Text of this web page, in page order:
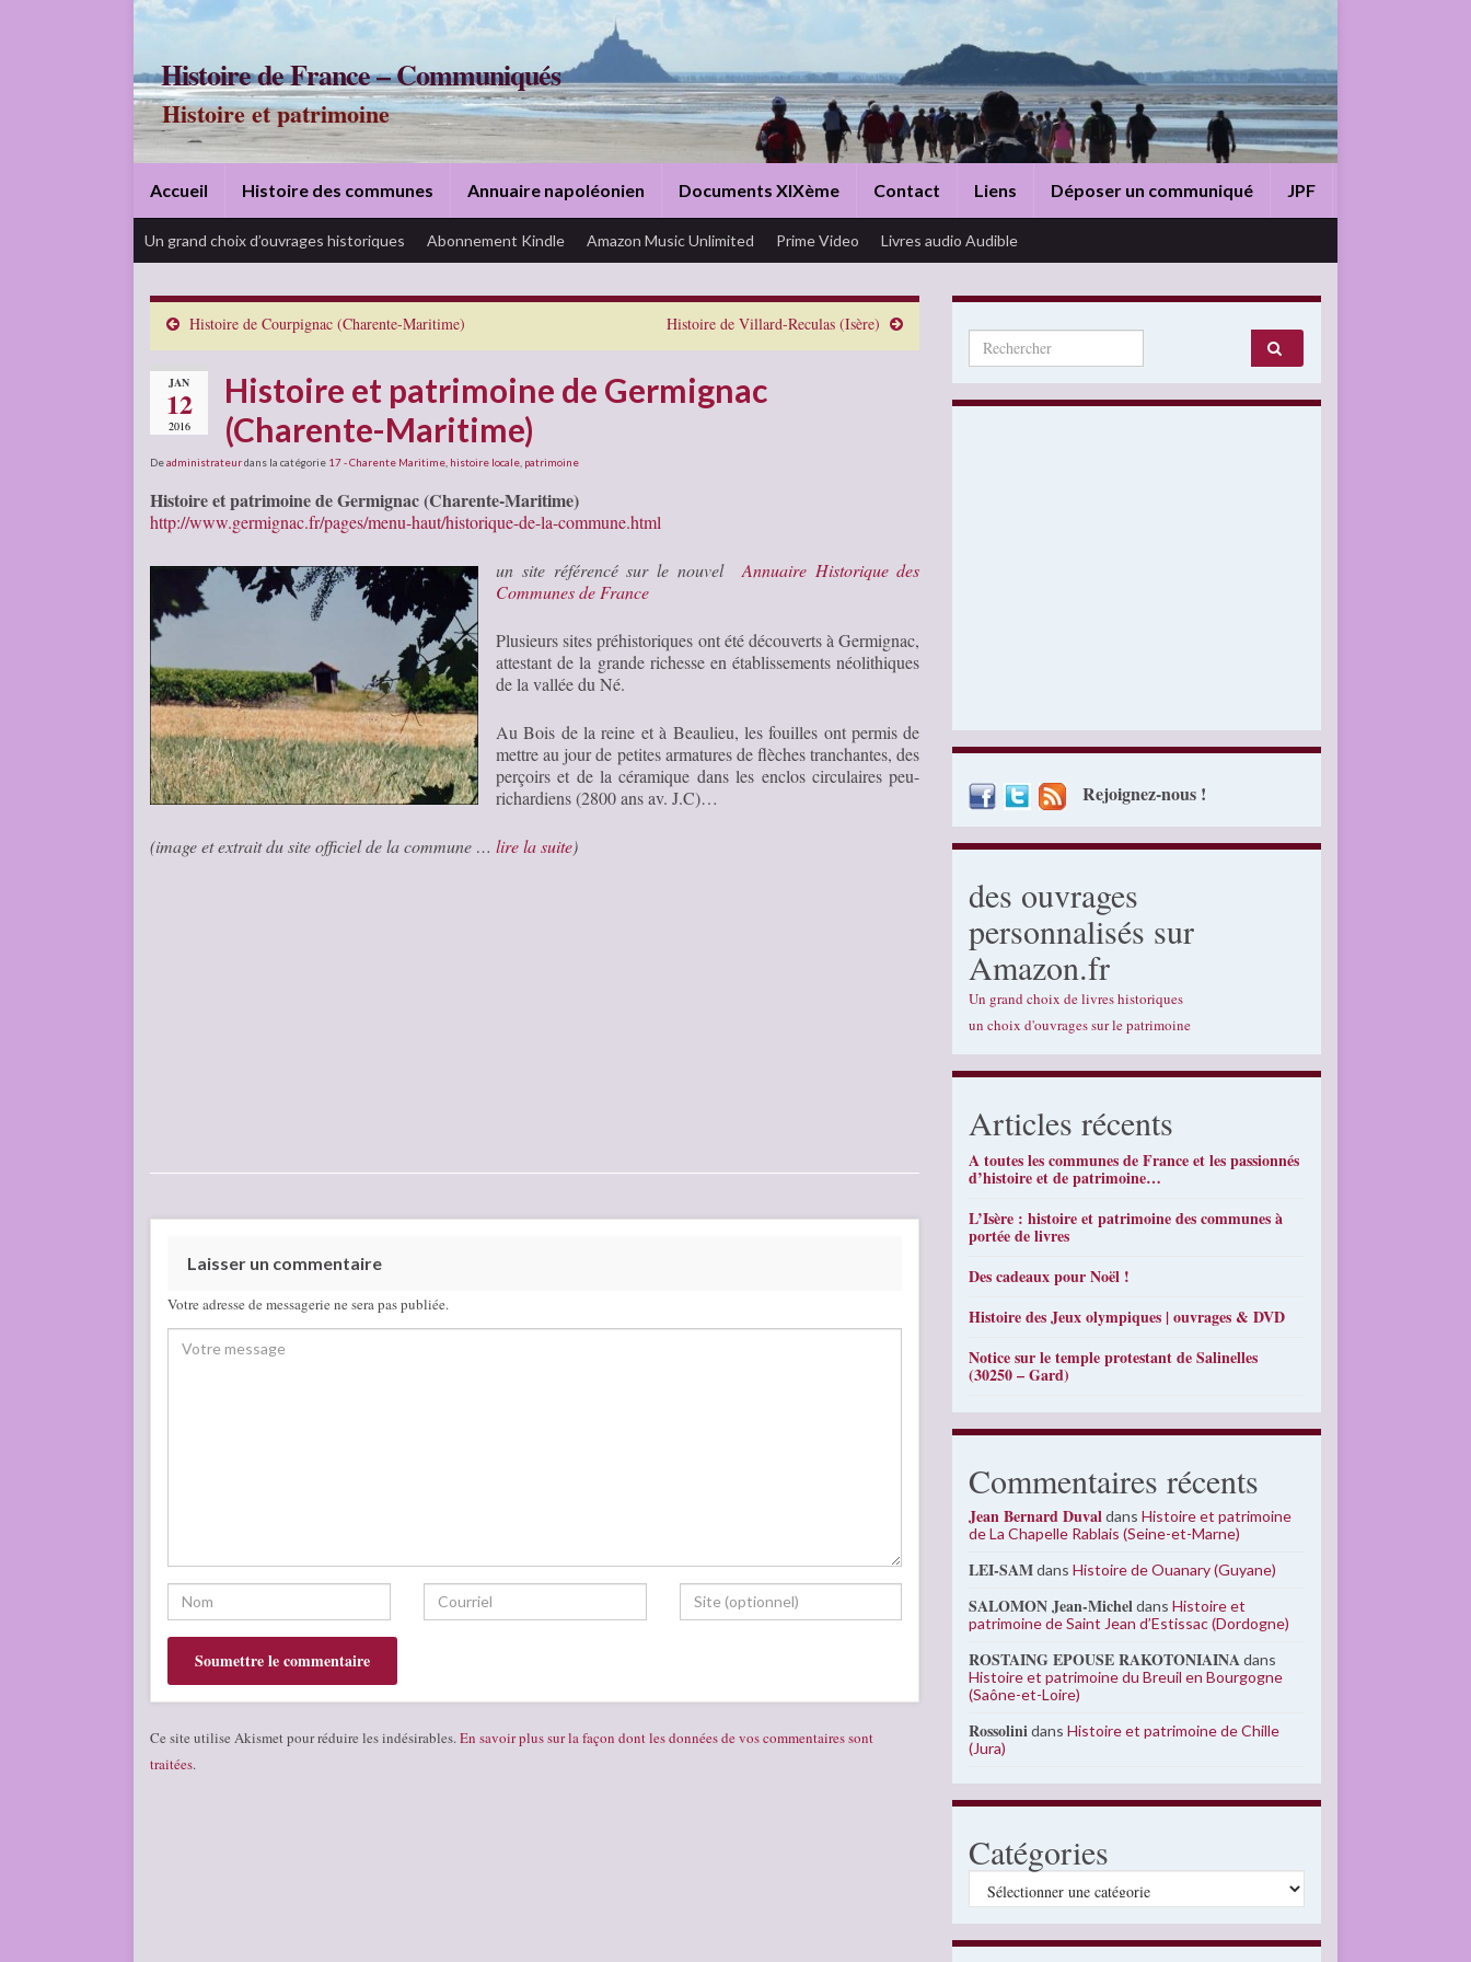
Histoire de France – Communiqués
Histoire et patrimoine
Accueil Histoire des communes Annuaire napoléonien Documents XIXème Contact Liens Déposer un communiqué JPF
Un grand choix d’ouvrages historiques Abonnement Kindle Amazon Music Unlimited Prime Video Livres audio Audible
Histoire de Courpignac (Charente-Maritime) Histoire de Villard-Reculas (Isère)
JAN
12
2016
Histoire et patrimoine de Germignac
(Charente-Maritime)
Deadministrateurdans la catégorie 17 - Charente Maritime histoire locale patrimoine
Histoire et patrimoine de Germignac (Charente-Maritime)
http://www.germignac.fr/pages/menu-haut/historique-de-la-commune.html
un site référencé sur le nouvel Annuaire Historique des
Communes de France
Plusieurs sites préhistoriques ont été découverts à Germignac,
attestant de la grande richesse en établissements néolithiques
de la vallée du Né.
Au Bois de la reine et à Beaulieu, les fouilles ont permis de
mettre au jour de petites armatures de flèches tranchantes, des
perçoirs et de la céramique dans les enclos circulaires peu-
richardiens (2800 ans av. J.C)…
(image et extrait du site officiel de la commune … lire la suite)
Laisser un commentaire
Votre adresse de messagerie ne sera pas publiée.
Ce site utilise Akismet pour réduire les indésirables. En savoir plus sur la façon dont les données de vos commentaires sont
traitées.
Search for:
Rejoignez-nous !
des ouvrages
personnalisés sur
Amazon.fr
Un grand choix de livres historiques
un choix d'ouvrages sur le patrimoine
Articles récents
A toutes les communes de France et les passionnés
d’histoire et de patrimoine…
L’Isère : histoire et patrimoine des communes à
portée de livres
Des cadeaux pour Noël !
Histoire des Jeux olympiques | ouvrages & DVD
Notice sur le temple protestant de Salinelles
(30250 – Gard)
Commentaires récents
Jean Bernard DuvaldansHistoire et patrimoine
de La Chapelle Rablais (Seine-et-Marne)
LEI-SAMdansHistoire de Ouanary (Guyane)
SALOMON Jean-MicheldansHistoire et
patrimoine de Saint Jean d’Estissac (Dordogne)
ROSTAING EPOUSE RAKOTONIAINAdans
Histoire et patrimoine du Breuil en Bourgogne
(Saône-et-Loire)
RossolinidansHistoire et patrimoine de Chille
(Jura)
Catégories
Catégories